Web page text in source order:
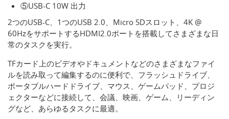
⑤USB-C 10W 出力
2つのUSB-C、1つのUSB 2.0、Micro SDスロット、4K @
60HzをサポートするHDMI2.0ポートを搭載してさまざまな日
常のタスクを実行。
TFカード上のビデオやドキュメントなどのさまざまなファイ
ルを読み取って編集するのに便利で、フラッシュドライブ、
ポータブルハードドライブ、マウス、ゲームパッド、プロジ
ェクターなどに接続して、会議、映画、ゲーム、リーディン
グなど、あらゆるタスクに最適。